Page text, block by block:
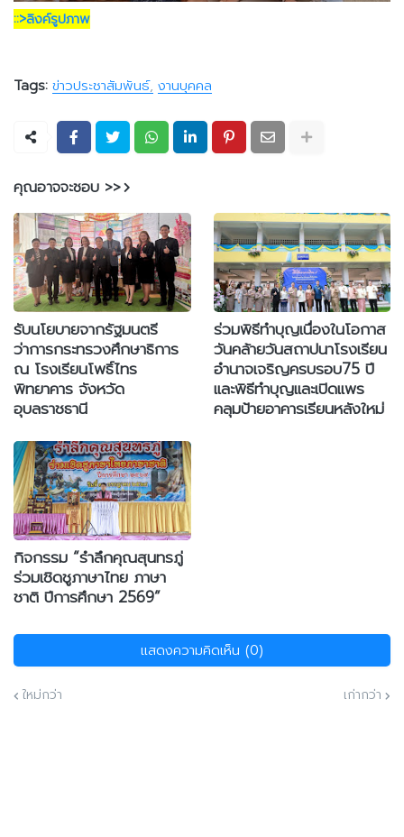
::>ลิงค์รูปภาพ
Tags: ข่าวประชาสัมพันธ์ งานบุคคล
คุณอาจจะชอบ >>
รับนโยบายจากรัฐมนตรี
ว่าการกระทรวงศึกษาธิการ
ณ โรงเรียนโพธิ์ไทร
พิทยาคาร จังหวัด
อุบลราชธานี
ร่วมพิธีทำบุญเนื่องในโอกาส
วันคล้ายวันสถาปนาโรงเรียน
อำนาจเจริญครบรอบ75 ปี
และพิธีทำบุญและเปิดแพร
คลุมป้ายอาคารเรียนหลังใหม่
กิจกรรม “รำลึกคุณสุนทรภู่
ร่วมเชิดชูภาษาไทย ภาษา
ชาติ ปีการศึกษา 2569”
แสดงความคิดเห็น (0)
ใหม่กว่า เก่ากว่า